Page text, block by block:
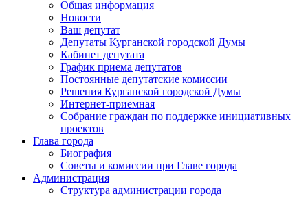
Общая информация
Новости
Ваш депутат
Депутаты Курганской городской Думы
Кабинет депутата
График приема депутатов
Постоянные депутатские комиссии
Решения Курганской городской Думы
Интернет-приемная
Собрание граждан по поддержке инициативных
проектов
Глава города
Биография
Советы и комиссии при Главе города
Администрация
Структура администрации города